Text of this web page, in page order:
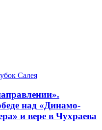
Салея
над «Динамо-
и вере в Чухраева